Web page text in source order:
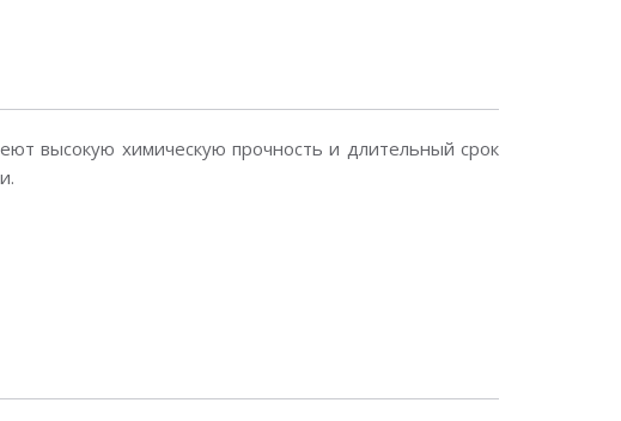
высокую химическую прочность и длительный срок